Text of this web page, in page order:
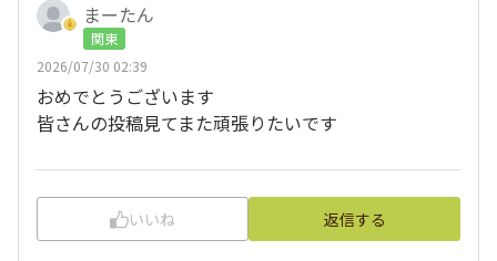
まーたん
関東
2026/07/30 02:39
おめでとうございます
皆さんの投稿見てまた頑張りたいです
いいね 返信する